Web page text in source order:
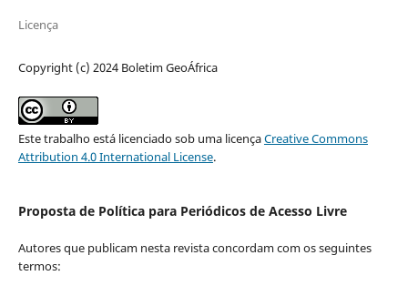
Licença
Copyright (c) 2024 Boletim GeoÁfrica
Este trabalho está licenciado sob uma licençaCreative Commons
Attribution 4.0 International License.
Proposta de Política para Periódicos de Acesso Livre
Autores que publicam nesta revista concordam com os seguintes
termos: